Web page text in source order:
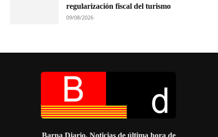
regularización fiscal del turismo
09/08/2026
Barna Diario. Noticias de última hora de